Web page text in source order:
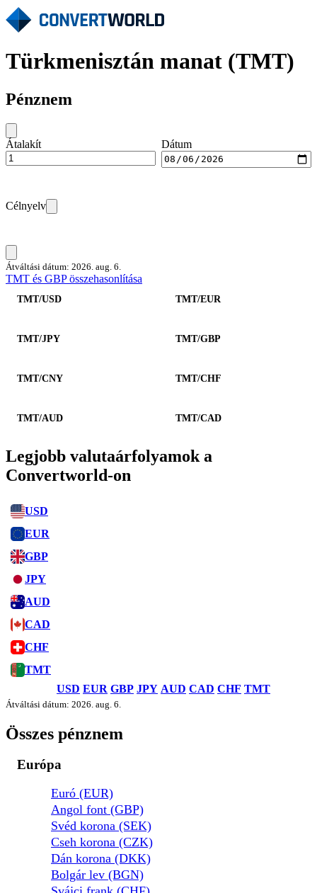
Türkmenisztán manat (TMT)
Pénznem
Átalakít Dátum
Célnyelv
Átváltási dátum: 2026. aug. 6.
TMT és GBP összehasonlítása
TMT/USD TMT/EUR
TMT/JPY TMT/GBP
TMT/CNY TMT/CHF
TMT/AUD TMT/CAD
Legjobb valutaárfolyamok a
Convertworld-on
USD
EUR
GBP
JPY
AUD
CAD
CHF
TMT
USD EUR GBP JPY AUD CAD CHF TMT
Átváltási dátum: 2026. aug. 6.
Összes pénznem
Európa
Euró (EUR)
Angol font (GBP)
Svéd korona (SEK)
Cseh korona (CZK)
Dán korona (DKK)
Bolgár lev (BGN)